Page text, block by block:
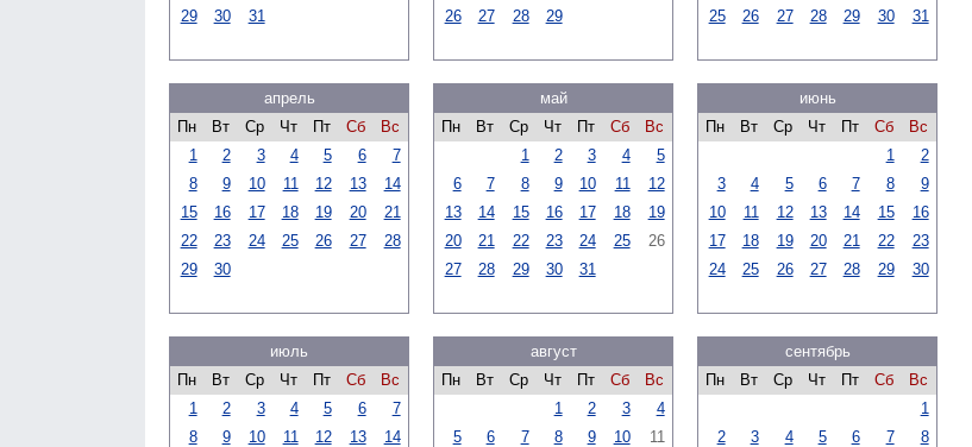
29
30 31
26
27 28 29
25
26 27 28 29 30 31
апрель
Пн
Вт Ср Чт Пт Сб
Вс
1
2 3 4 5 6
7
8
9 10 11 12 13
14
15
16 17 18 19 20
21
22
23 24 25 26 27
28
29
30
май
Пн
Вт Ср Чт Пт Сб
Вс
1
2 3 4
5
6
7 8 9 10 11
12
13
14 15 16 17 18
19
20
21 22 23 24 25
26
27
28 29 30 31
июнь
Пн
Вт Ср Чт Пт Сб
Вс
1
2
3
4 5 6 7 8
9
10
11 12 13 14 15
16
17
18 19 20 21 22
23
24
25 26 27 28 29 30
июль
Пн
Вт Ср Чт Пт Сб
Вс
1
2 3 4 5 6
7
8
9 10 11 12 13
14
август
Пн
Вт Ср Чт Пт Сб
Вс
1
2 3
4
5
6 7 8 9 10
11
сентябрь
Пн
Вт Ср Чт Пт Сб
Вс
1
2
3 4 5 6 7
8